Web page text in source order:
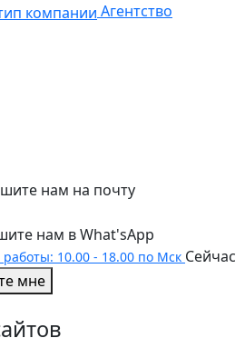
Агентство
нам на почту
нам в What'sApp
10.00 - 18.00 по Мск Сейчас
мне